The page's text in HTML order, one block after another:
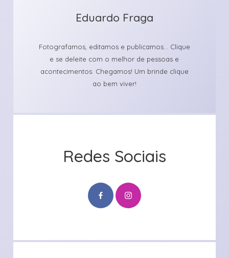
Eduardo Fraga
Fotografamos, editamos e publicamos... Clique
e se deleite com o melhor de pessoas e
acontecimentos. Chegamos! Um brinde clique
ao bem viver!
Redes Sociais